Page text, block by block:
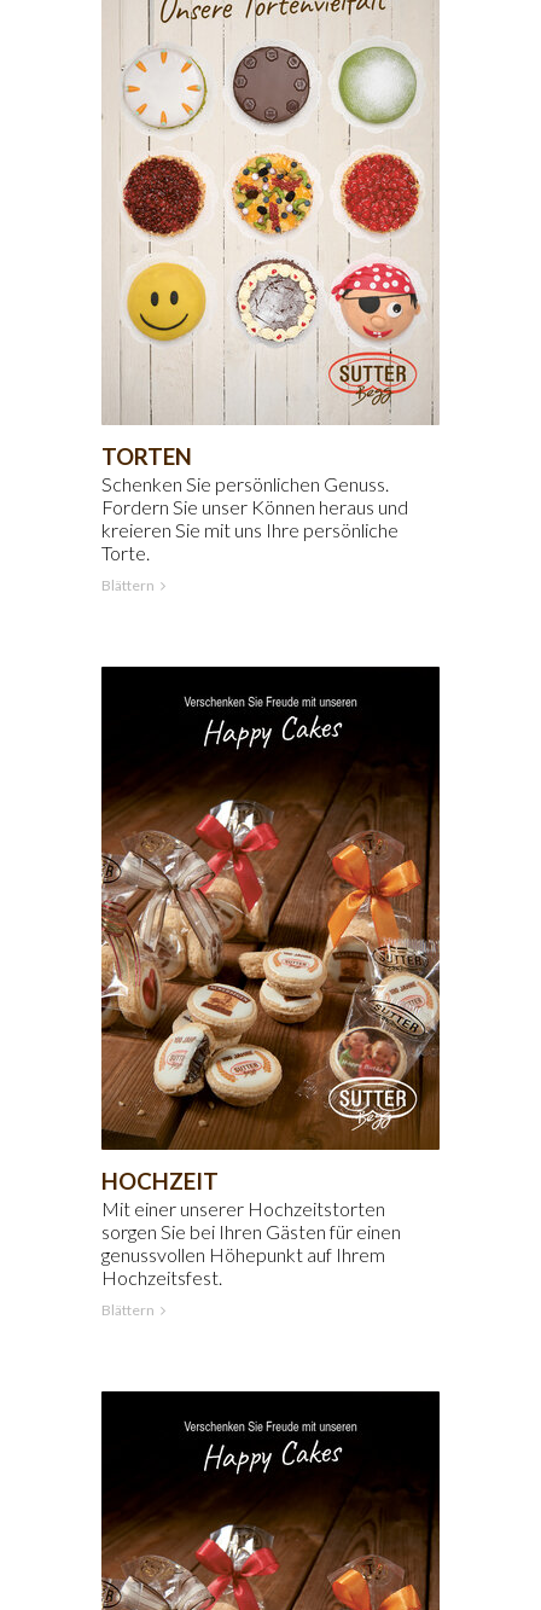
TORTEN
Schenken Sie persönlichen Genuss.
Fordern Sie unser Können heraus und
kreieren Sie mit uns Ihre persönliche
Torte.
Blättern
HOCHZEIT
Mit einer unserer Hochzeitstorten
sorgen Sie bei Ihren Gästen für einen
genussvollen Höhepunkt auf Ihrem
Hochzeitsfest.
Blättern